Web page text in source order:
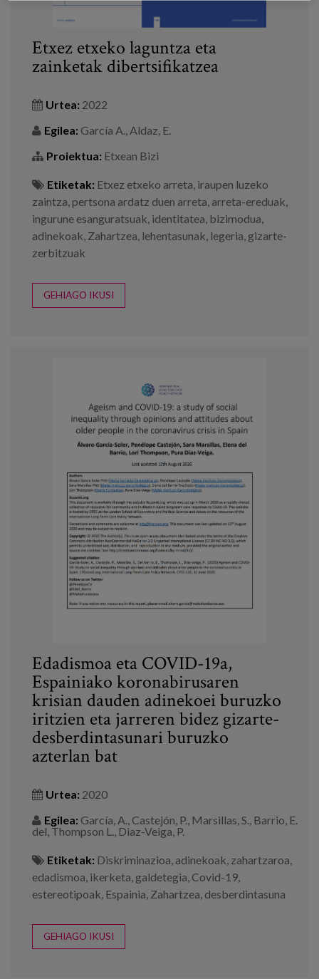
Etxez etxeko laguntza eta
zainketak dibertsifikatzea
Urtea: 2022
Egilea: García A., Aldaz, E.
Proiektua: Etxean Bizi
Etiketak: Etxez etxeko arreta, iraupen luzeko
zaintza,pertsona ardatz duen arreta, arreta-ereduak,
ingurune esanguratsuak, identitatea, bizimodua,
adinekoak, Zahartzea, lehentasunak, legeria, gizarte-
zerbitzuak
GEHIAGO IKUSI
Edadismoa eta COVID-19a,
Espainiako koronabirusaren
krisian dauden adinekoei buruzko
iritzien eta jarreren bidez gizarte-
desberdintasunari buruzko
azterlan bat
Urtea: 2020
Egilea: García, A., Castejón, P., Marsillas, S., Barrio, E.
del, Thompson L., Diaz-Veiga, P.
Etiketak: Diskriminazioa adinekoak zahartzaroa
edadismoa ikerketa galdetegia Covid-19
estereotipoak Espainia Zahartzea desberdintasuna
GEHIAGO IKUSI